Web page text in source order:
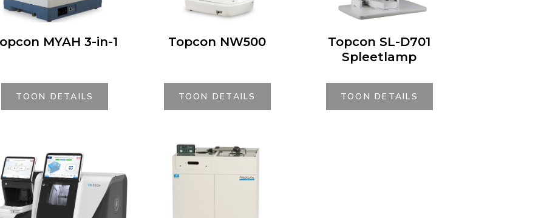
MYAH 3-in-1
TOON DETAILS
Topcon NW500
TOON DETAILS
Topcon SL-D701
Spleetlamp
TOON DETAILS